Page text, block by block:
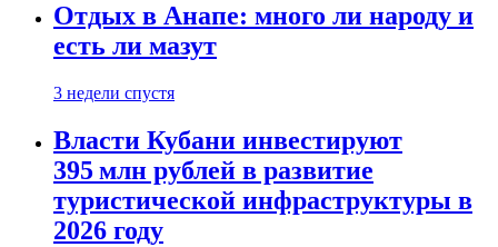
Отдых в Анапе: много ли народу и
есть ли мазут
3 недели спустя
Власти Кубани инвестируют
395 млн рублей в развитие
туристической инфраструктуры в
2026 году